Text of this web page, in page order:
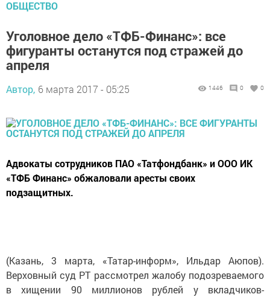
ОБЩЕСТВО
Уголовное дело «ТФБ-Финанс»: все
фигуранты останутся под стражей до
апреля
Автор, 6 марта 2017 - 05:25 1446 0 0
Адвокаты сотрудников ПАО «Татфондбанк» и ООО ИК
«ТФБ Финанс» обжаловали аресты своих
подзащитных.
(Казань, 3 марта, «Татар-информ», Ильдар Аюпов).
Верховный суд РТ рассмотрел жалобу подозреваемого
в хищении 90 миллионов рублей у вкладчиков-